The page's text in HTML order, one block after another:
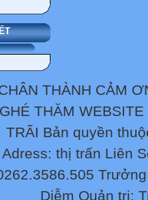
THÀNH CẢM
GHÉ THĂM
TRÃI Bản quyền
Adress: thị trấn Liên
Diễm Quản trị: